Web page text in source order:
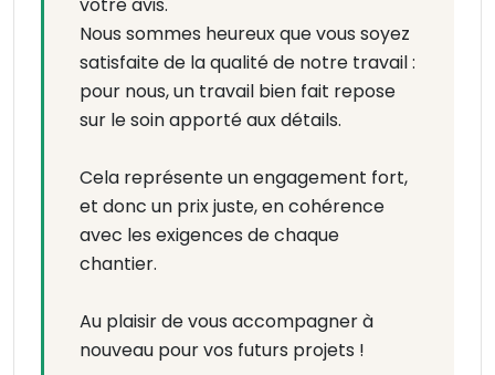
votre avis.
Nous sommes heureux que vous soyez
satisfaite de la qualité de notre travail :
pour nous, un travail bien fait repose
sur le soin apporté aux détails.
Cela représente un engagement fort,
et donc un prix juste, en cohérence
avec les exigences de chaque
chantier.
Au plaisir de vous accompagner à
nouveau pour vos futurs projets !